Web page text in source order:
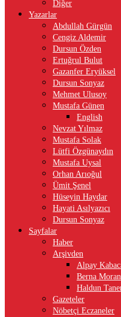
Diğer
Yazarlar
Abdullah Gürgün
Cengiz Aldemir
Dursun Özden
Ertuğrul Bulut
Gazanfer Eryüksel
Dursun Sonyaz
Mehmet Ulusoy
Mustafa Günen
English
Nevzat Yılmaz
Mustafa Solak
Lütfi Özgünaydın
Mustafa Uysal
Orhan Arıoğul
Ümit Şenel
Hüseyin Haydar
Hayati Asılyazıcı
Dursun Sonyaz
Sayfalar
Haber
Arşivden
Alpay
Berna Moran
Haldun
Gazeteler
Nöbetçi Eczaneler